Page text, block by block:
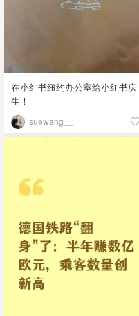
在小红书纽约办公室给小红书庆
生！
suewang__